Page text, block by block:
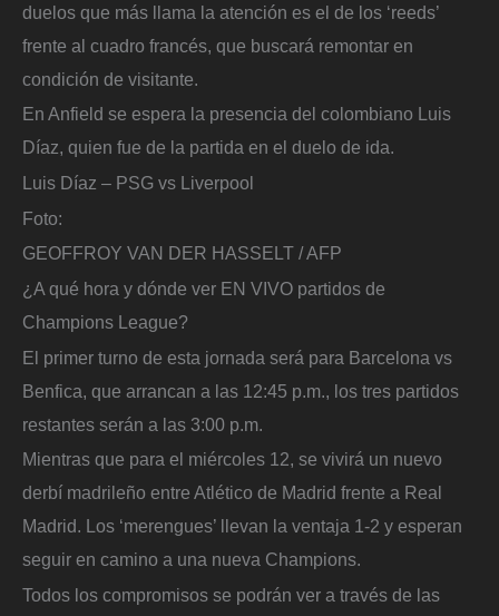
duelos que más llama la atención es el de los ‘reeds’
frente al cuadro francés, que buscará remontar en
condición de visitante.
En Anfield se espera la presencia del colombiano Luis
Díaz, quien fue de la partida en el duelo de ida.
Luis Díaz – PSG vs Liverpool
Foto:
GEOFFROY VAN DER HASSELT / AFP
¿A qué hora y dónde ver EN VIVO partidos de
Champions League?
El primer turno de esta jornada será para Barcelona vs
Benfica, que arrancan a las 12:45 p.m., los tres partidos
restantes serán a las 3:00 p.m.
Mientras que para el miércoles 12, se vivirá un nuevo
derbí madrileño entre Atlético de Madrid frente a Real
Madrid. Los ‘merengues’ llevan la ventaja 1-2 y esperan
seguir en camino a una nueva Champions.
Todos los compromisos se podrán ver a través de las